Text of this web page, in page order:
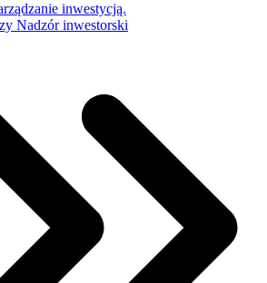
inwestycją.
Nadzór inwestorski